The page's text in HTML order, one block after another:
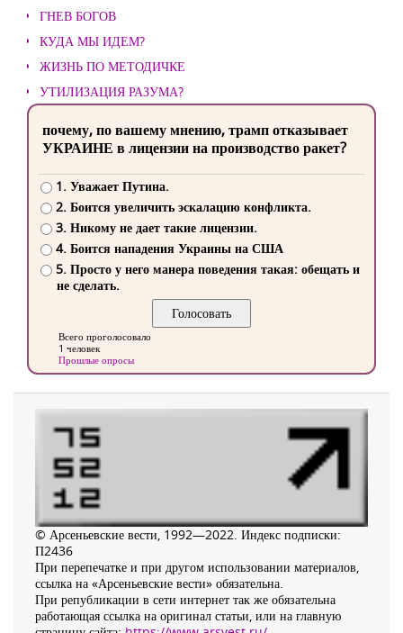
ГНЕВ БОГОВ
КУДА МЫ ИДЕМ?
ЖИЗНЬ ПО МЕТОДИЧКЕ
УТИЛИЗАЦИЯ РАЗУМА?
почему, по вашему мнению, трамп отказывает
УКРАИНЕ в лицензии на производство ракет?
1. Уважает Путина.
2. Боится увеличить эскалацию конфликта.
3. Никому не дает такие лицензии.
4. Боится нападения Украины на США
5. Просто у него манера поведения такая: обещать и
не сделать.
Всего проголосовало
1 человек
Прошлые опросы
© Арсеньевские вести, 1992—2022. Индекс подписки:
П2436
При перепечатке и при другом использовании материалов,
ссылка на «Арсеньевские вести» обязательна.
При републикации в сети интернет так же обязательна
работающая ссылка на оригинал статьи, или на главную